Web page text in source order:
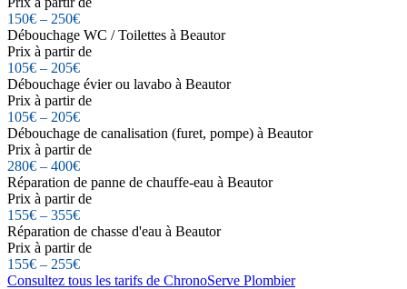
150€ – 250€
Débouchage WC / Toilettes à Beautor
Prix à partir de
105€ – 205€
Débouchage évier ou lavabo à Beautor
Prix à partir de
105€ – 205€
Débouchage de canalisation (furet, pompe) à Beautor
Prix à partir de
280€ – 400€
Réparation de panne de chauffe-eau à Beautor
Prix à partir de
155€ – 355€
Réparation de chasse d'eau à Beautor
Prix à partir de
155€ – 255€
Consultez tous les tarifs de ChronoServe Plombier